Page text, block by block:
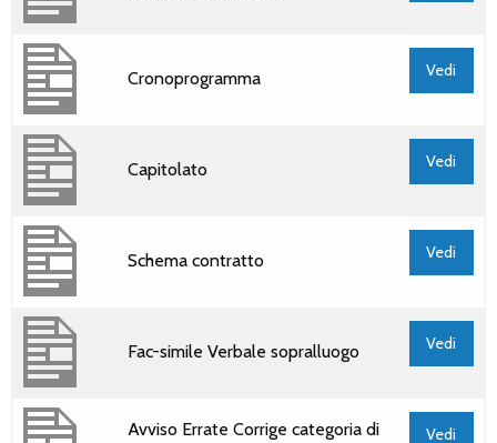
Cronoprogramma Vedi
Capitolato Vedi
Schema contratto Vedi
Fac-simile Verbale sopralluogo Vedi
Avviso Errate Corrige categoria di
Vedi